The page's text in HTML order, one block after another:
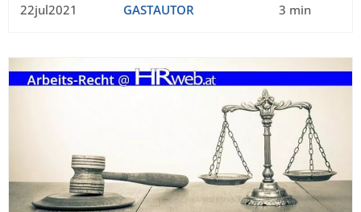
22jul2021 GASTAUTOR 3 min